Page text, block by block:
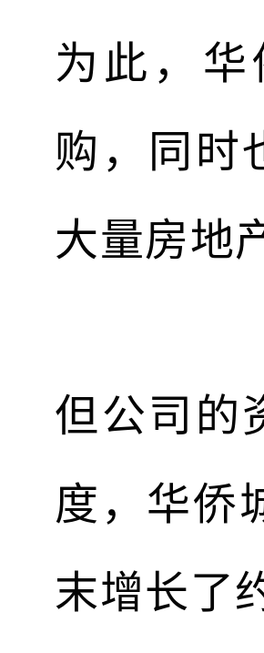
为此，
购，同时
大量房地
但公司的
度，华侨
末增长了